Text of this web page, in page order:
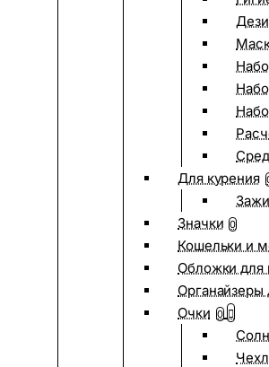
Для курения
Значки 0
Кошельки и
Обложки для
Органайзеры
Очки 0